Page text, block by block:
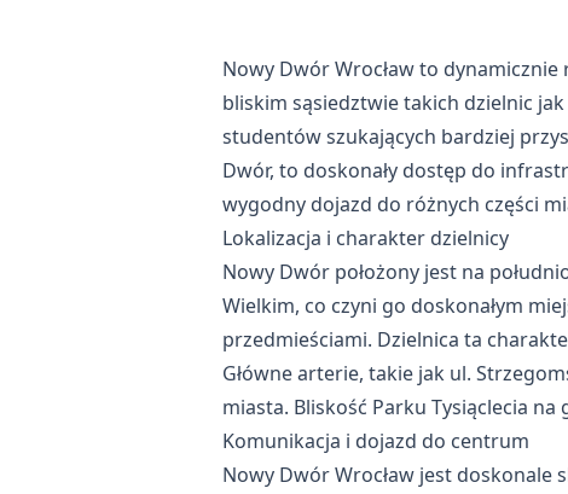
Nowy Dwór Wrocław to
bliskim sąsiedztwie takich dzielnic
studentów szukających bardziej
Dwór, to doskonały dostęp do
wygodny dojazd do różnych części
Lokalizacja i charakter dzielnicy
Nowy Dwór położony jest na
Wielkim, co czyni go doskonałym
przedmieściami. Dzielnica ta
Główne arterie, takie jak ul.
miasta. Bliskość Parku Tysiąclecia
Komunikacja i dojazd do centrum
Nowy Dwór Wrocław jest doskonale